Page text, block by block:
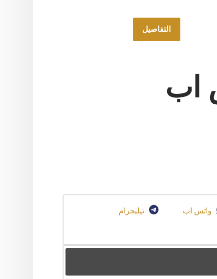
التفاصيل
اب
واتس اب تيليجرام